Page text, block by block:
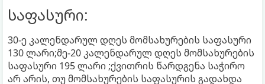
საფასური:
30-ე კალენდარულ დღეს მომსახურების საფასური
130 ლარი;მე-20 კალენდარულ დღეს მომსახურების
საფასური 195 ლარი ;ქვითრის წარდგენა საჭირო
არ არის, თუ მომსახურების საფასურის გადახდა